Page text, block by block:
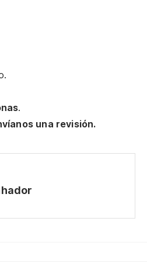
.
una revisión.